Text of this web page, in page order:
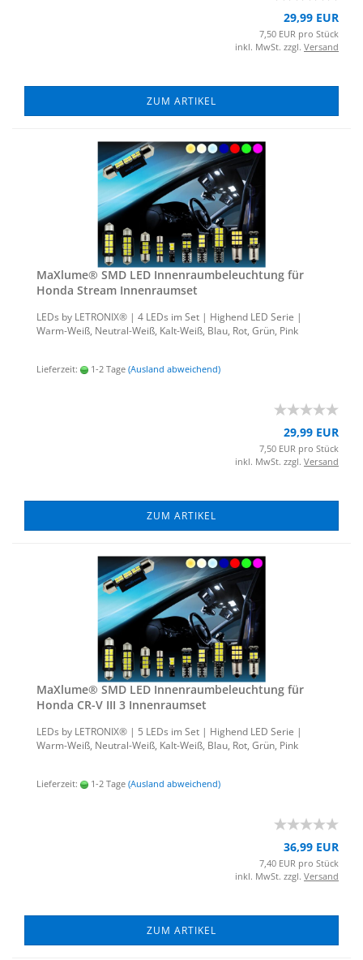
29,99 EUR
7,50 EUR pro Stück
inkl. MwSt. zzgl. Versand
ZUM ARTIKEL
MaXlu­me® SMD LED In­nen­raum­be­leuch­tung für
Honda Stream In­nen­ra­um­set
LEDs by LE­TRO­NIX® | 4 LEDs im Set | Hig­h­end LED Serie |
Warm-​Weiß, Neutral-​Weiß, Kalt-​Weiß, Blau, Rot, Grün, Pink
Lieferzeit: 1-2 Tage (Ausland abweichend)
29,99 EUR
7,50 EUR pro Stück
inkl. MwSt. zzgl. Versand
ZUM ARTIKEL
MaXlu­me® SMD LED In­nen­raum­be­leuch­tung für
Honda CR-V III 3 In­nen­ra­um­set
LEDs by LE­TRO­NIX® | 5 LEDs im Set | Hig­h­end LED Serie |
Warm-​Weiß, Neutral-​Weiß, Kalt-​Weiß, Blau, Rot, Grün, Pink
Lieferzeit: 1-2 Tage (Ausland abweichend)
36,99 EUR
7,40 EUR pro Stück
inkl. MwSt. zzgl. Versand
ZUM ARTIKEL